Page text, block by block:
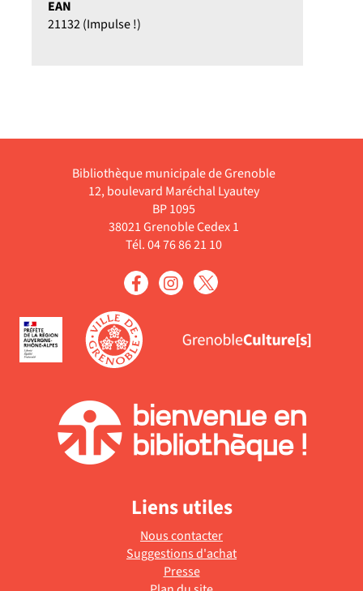
EAN
21132 (Impulse !)
Bibliothèque municipale de Grenoble
12, boulevard Maréchal Lyautey
BP 1095
38021 Grenoble Cedex 1
Tél. 04 76 86 21 10
Liens utiles
Nous contacter
Suggestions d'achat
Presse